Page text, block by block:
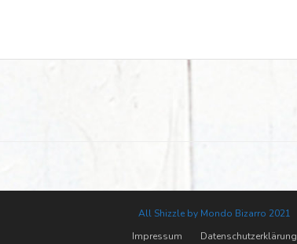
All Shizzle by Mondo Bizarro 2021
Impressum
Datenschutzerklärung